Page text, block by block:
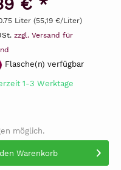
Liter (55,19 €/Liter)
zzgl. Versand für
Flasche(n) verfügbar
1-3 Werktage
möglich.
Warenkorb